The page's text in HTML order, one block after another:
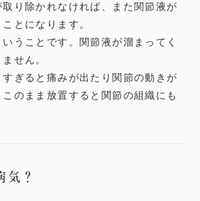
取り除かれなければ、また関節液が
とになります。
うことです。関節液が溜まってく
せん。
ぎると痛みが出たり関節の動きが
のまま放置すると関節の組織にも
気？